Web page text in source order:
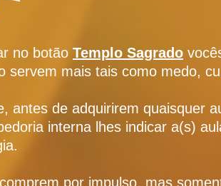
no botão Templo Sagrado
servem mais tais como medo,
antes de adquirirem quaisquer
interna lhes indicar a(s)
por impulso, mas